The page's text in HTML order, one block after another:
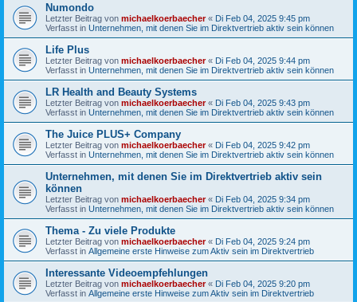
Numondo
Letzter Beitrag von michaelkoerbaecher« Di Feb 04, 2025 9:45 pm
Verfasst in Unternehmen, mit denen Sie im Direktvertrieb aktiv sein können
Life Plus
Letzter Beitrag von michaelkoerbaecher« Di Feb 04, 2025 9:44 pm
Verfasst in Unternehmen, mit denen Sie im Direktvertrieb aktiv sein können
LR Health and Beauty Systems
Letzter Beitrag von michaelkoerbaecher« Di Feb 04, 2025 9:43 pm
Verfasst in Unternehmen, mit denen Sie im Direktvertrieb aktiv sein können
The Juice PLUS+ Company
Letzter Beitrag von michaelkoerbaecher« Di Feb 04, 2025 9:42 pm
Verfasst in Unternehmen, mit denen Sie im Direktvertrieb aktiv sein können
Unternehmen, mit denen Sie im Direktvertrieb aktiv sein
können
Letzter Beitrag von michaelkoerbaecher« Di Feb 04, 2025 9:34 pm
Verfasst in Unternehmen, mit denen Sie im Direktvertrieb aktiv sein können
Thema - Zu viele Produkte
Letzter Beitrag von michaelkoerbaecher« Di Feb 04, 2025 9:24 pm
Verfasst in Allgemeine erste Hinweise zum Aktiv sein im Direktvertrieb
Interessante Videoempfehlungen
Letzter Beitrag von michaelkoerbaecher« Di Feb 04, 2025 9:20 pm
Verfasst in Allgemeine erste Hinweise zum Aktiv sein im Direktvertrieb